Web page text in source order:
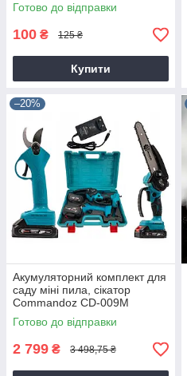
Готово до відправки
100 ₴ 125 ₴
Купити
–20%
Акумуляторний комплект для
саду міні пила, сікатор
Commandoz CD-009M
Готово до відправки
2 799 ₴ 3 498,75 ₴